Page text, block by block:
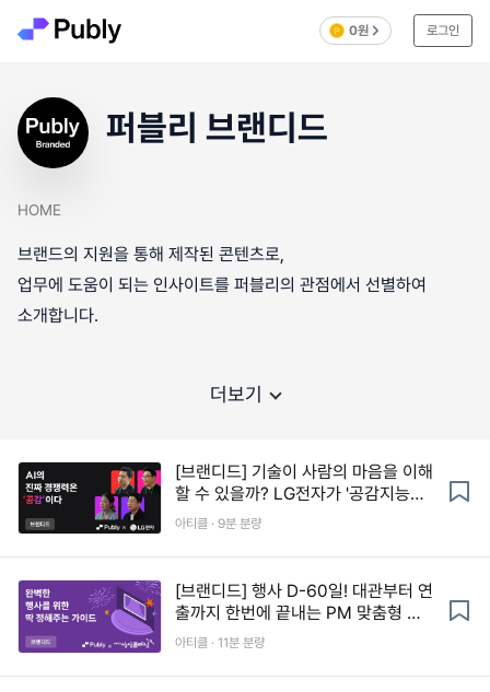
0원 로그인
퍼블리 브랜디드
HOME
브랜드의 지원을 통해 제작된 콘텐츠로,
업무에 도움이 되는 인사이트를 퍼블리의 관점에서 선별하여
소개합니다.
더보기
[브랜디드] 기술이 사람의 마음을 이해
할 수 있을까? LG전자가 '공감지능
AI'로 답하는 법
아티클 · 9분 분량
[브랜디드] 행사 D-60일! 대관부터 연
출까지 한번에 끝내는 PM 맞춤형 실
전 가이드
아티클 · 11분 분량